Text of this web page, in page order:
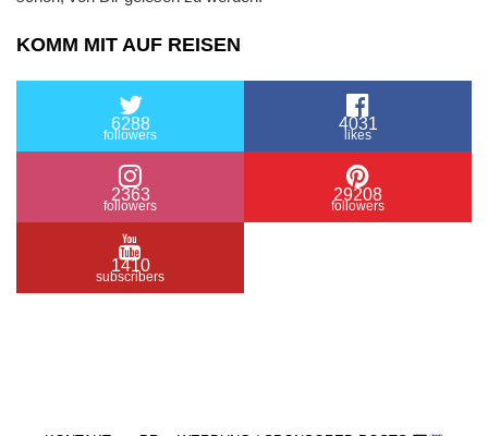
KOMM MIT AUF REISEN
6288
followers
4031
likes
2363
followers
29208
followers
1410
subscribers